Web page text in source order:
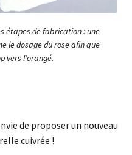
étapes de fabrication : une
le dosage du rose afin que
vers l’orangé.
de proposer un nouveau
cuivrée !